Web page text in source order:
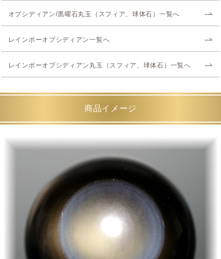
オブシディアン/黒曜石丸玉（スフィア、球体石）一覧へ
レインボーオブシディアン一覧へ
レインボーオブシディアン丸玉（スフィア、球体石）一覧へ
商品イメージ